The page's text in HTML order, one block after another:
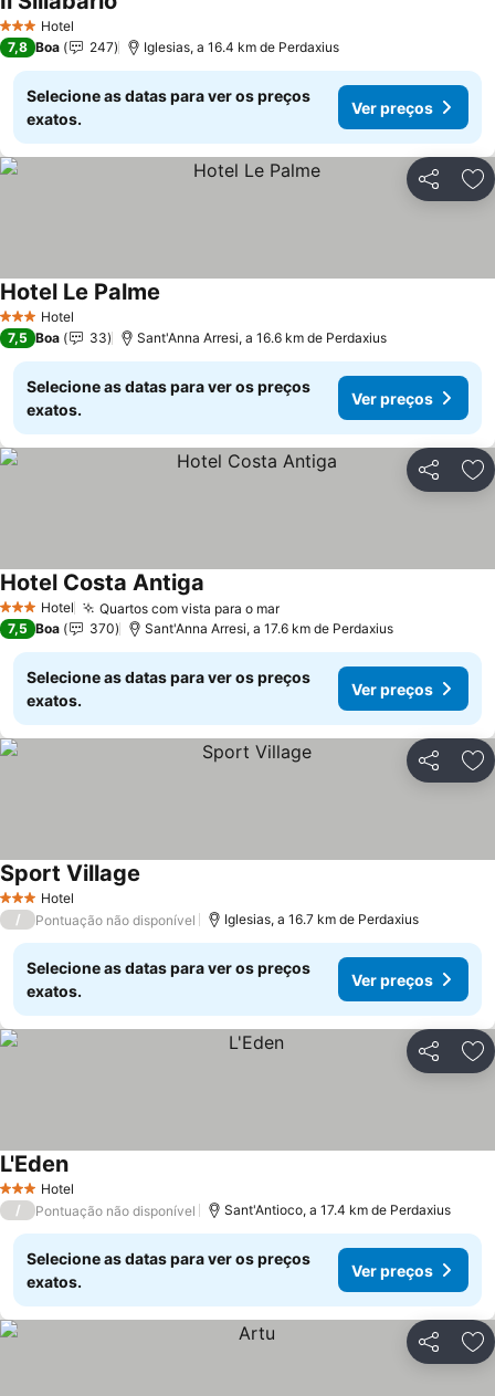
3 EstrelasHotel
7,8 Boa 247 Iglesias, a 16.4 km de Perdaxius
Selecione as datas para ver os preços
exatos.
Ver preços
Partilhar
3 EstrelasHotel
Hotel Le Palme
7,5 Boa 33 Sant'Anna Arresi, a 16.6 km de Perdaxius
Selecione as datas para ver os preços
exatos.
Ver preços
Partilhar
3 EstrelasHotel Quartos com vista para o mar
Hotel Costa Antiga
7,5 Boa 370 Sant'Anna Arresi, a 17.6 km de Perdaxius
Selecione as datas para ver os preços
exatos.
Ver preços
Partilhar
3 EstrelasHotel
Sport Village
/ Pontuação não disponível Iglesias, a 16.7 km de Perdaxius
Selecione as datas para ver os preços
exatos.
Ver preços
Partilhar
3 EstrelasHotel
L'Eden
/ Pontuação não disponível Sant'Antioco, a 17.4 km de Perdaxius
Selecione as datas para ver os preços
exatos.
Ver preços
Partilhar